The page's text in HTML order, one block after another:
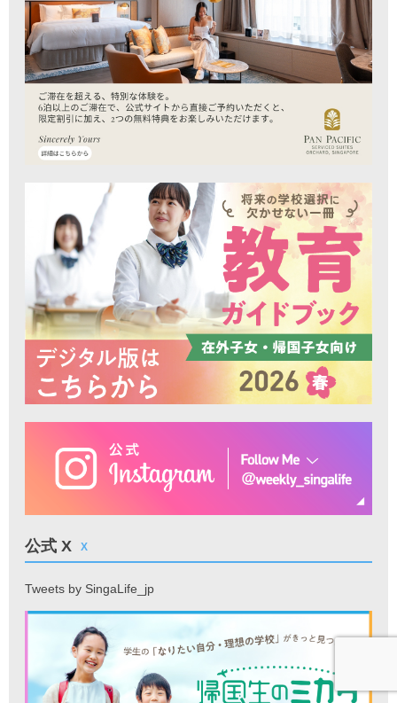
公式 X X
Tweets by SingaLife_jp